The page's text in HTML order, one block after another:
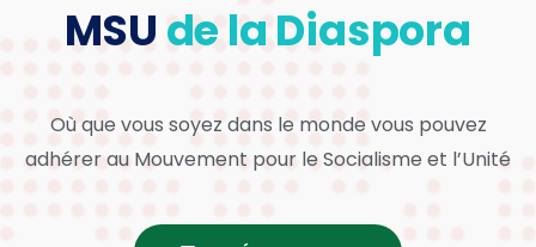
MSU de la Diaspora
Où que vous soyez dans le monde vous pouvez
adhérer au Mouvement pour le Socialisme et l’Unité